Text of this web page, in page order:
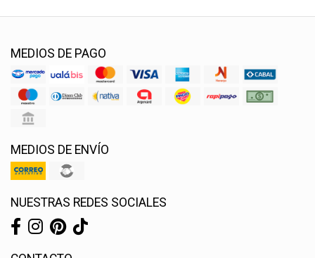
MEDIOS DE PAGO
MEDIOS DE ENVÍO
NUESTRAS REDES SOCIALES